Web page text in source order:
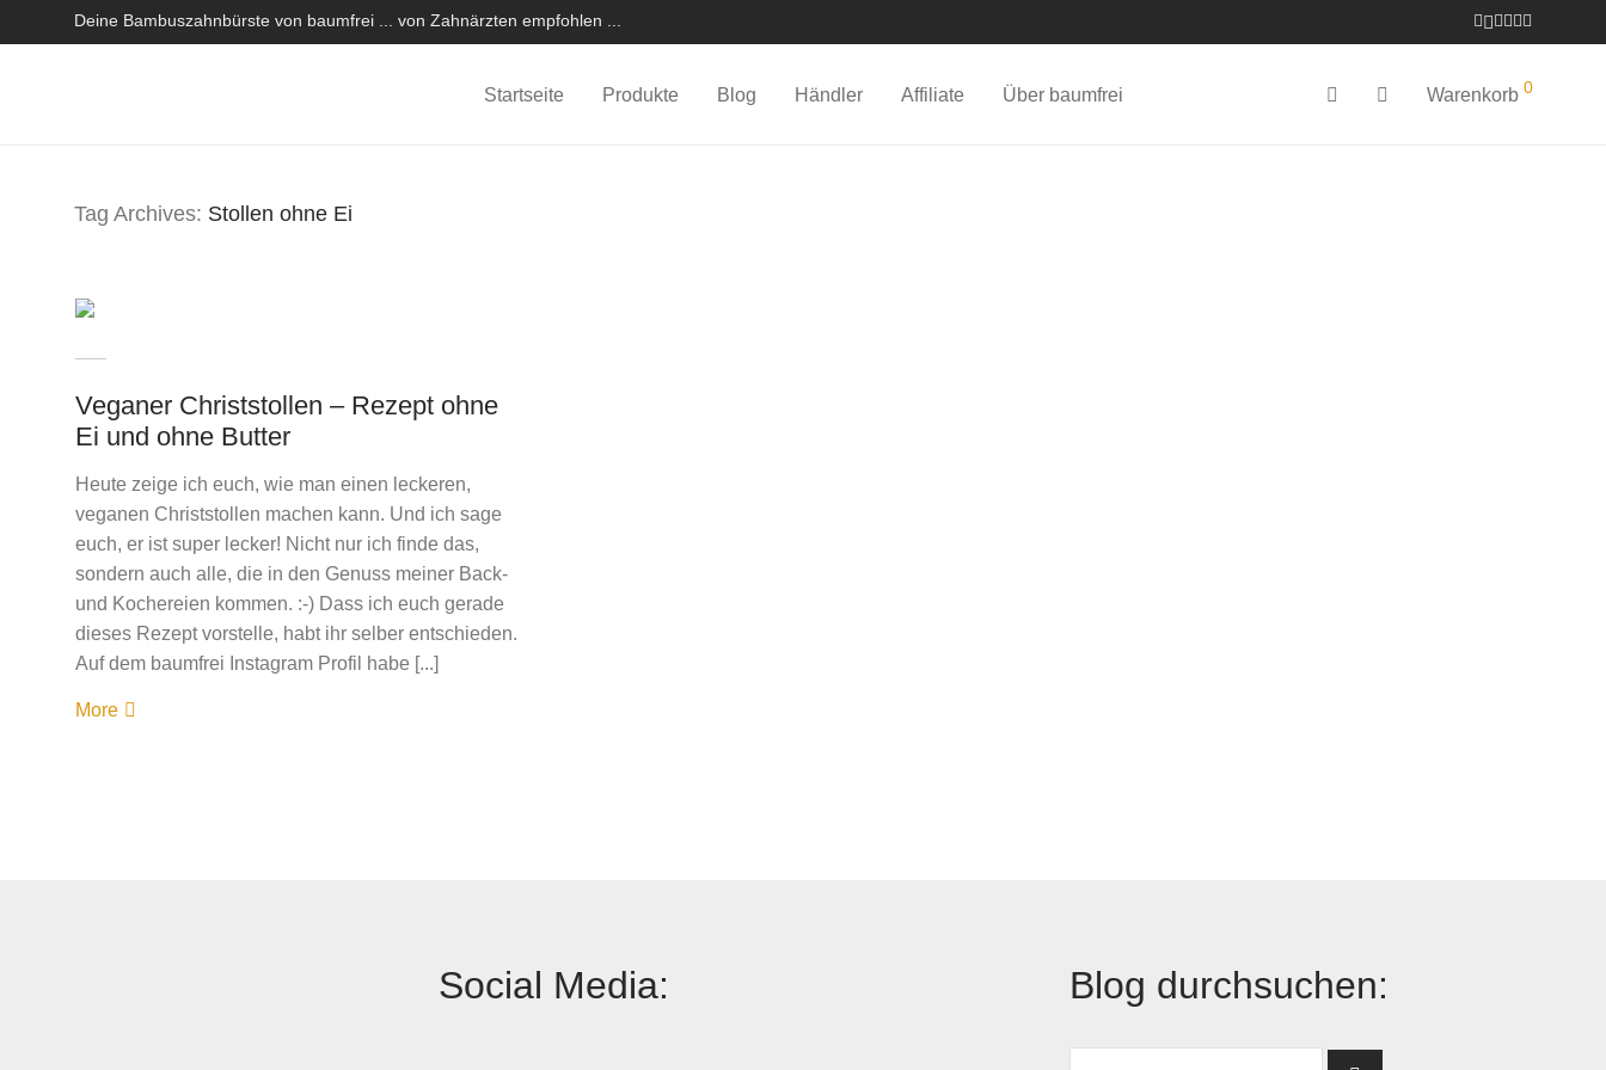
Deine Bambuszahnbürste von baumfrei ... von Zahnärzten empfohlen ...
Startseite Produkte Blog Händler Affiliate Über baumfrei Warenkorb 0
Tag Archives: Stollen ohne Ei
Veganer Christstollen – Rezept ohne
Ei und ohne Butter
Heute zeige ich euch, wie man einen leckeren,
veganen Christstollen machen kann. Und ich sage
euch, er ist super lecker! Nicht nur ich finde das,
sondern auch alle, die in den Genuss meiner Back-
und Kochereien kommen. :-) Dass ich euch gerade
dieses Rezept vorstelle, habt ihr selber entschieden.
Auf dem baumfrei Instagram Profil habe [...]
More
Social Media: Blog durchsuchen: